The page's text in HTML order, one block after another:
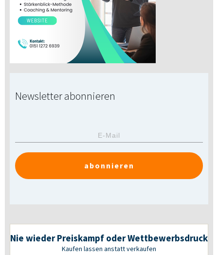
Newsletter abonnieren
abonnieren
Nie wieder Preiskampf oder Wettbewerbsdruck
Kaufen lassen anstatt verkaufen